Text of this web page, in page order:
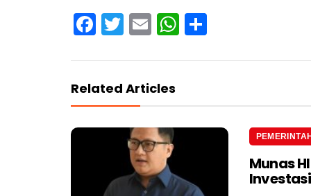
Facebook
TwitterEmailWhatsApp
Related Articles
Munas